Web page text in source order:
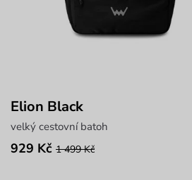
Elion Black
velký cestovní batoh
929 Kč 1 499 Kč